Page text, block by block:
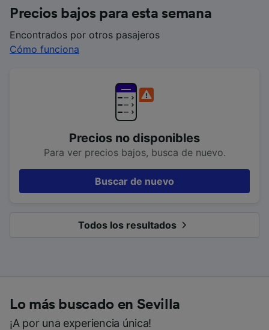
Precios bajos para esta semana
Encontrados por otros pasajeros
Cómo funciona
Precios no disponibles
Para ver precios bajos, busca de nuevo.
Buscar de nuevo
Todos los resultados
Lo más buscado en Sevilla
¡A por una experiencia única!